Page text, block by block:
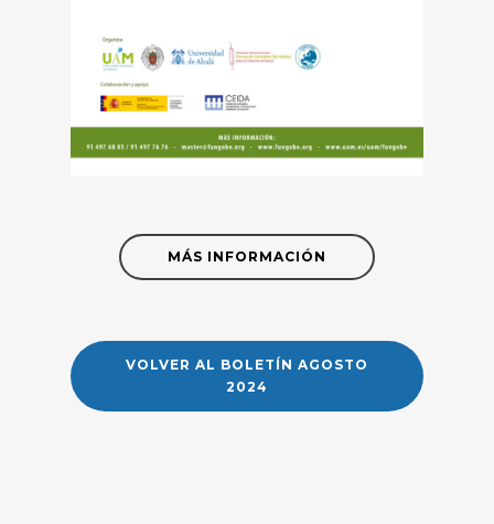
MÁS INFORMACIÓN
VOLVER AL BOLETÍN AGOSTO
2024